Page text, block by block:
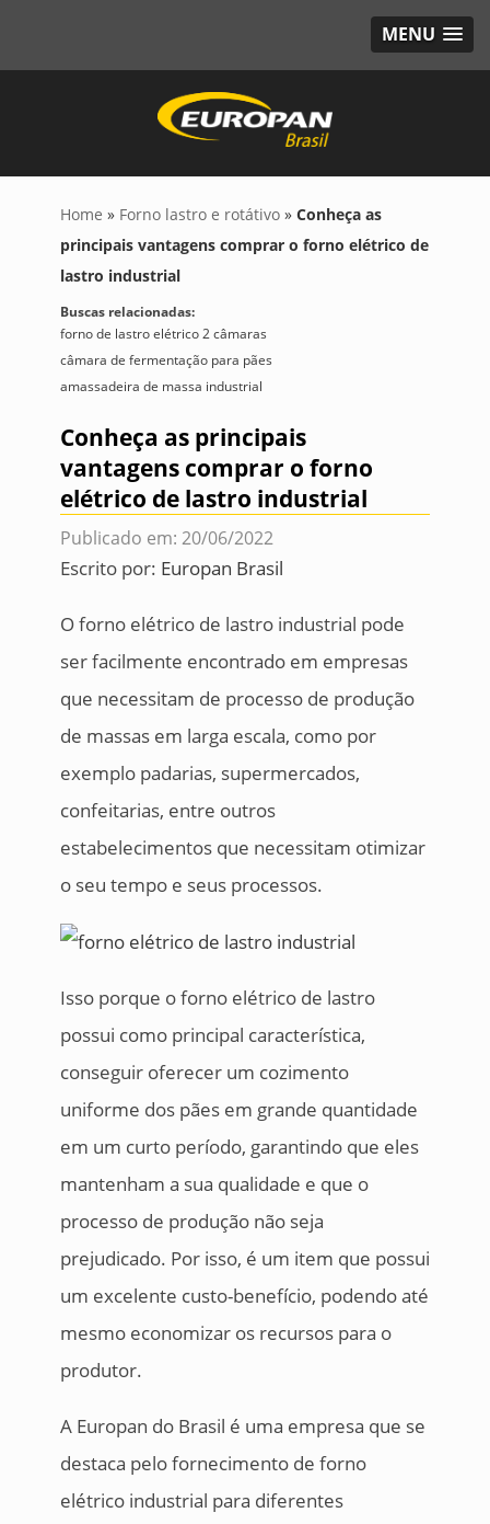
MENU
Home » Forno lastro e rotátivo » Conheça as
principais vantagens comprar o forno elétrico de
lastro industrial
Buscas relacionadas:
forno de lastro elétrico 2 câmaras
câmara de fermentação para pães
amassadeira de massa industrial
Conheça as principais
vantagens comprar o forno
elétrico de lastro industrial
Publicado em: 20/06/2022
Escrito por: Europan Brasil
O forno elétrico de lastro industrial pode
ser facilmente encontrado em empresas
que necessitam de processo de produção
de massas em larga escala, como por
exemplo padarias, supermercados,
confeitarias, entre outros
estabelecimentos que necessitam otimizar
o seu tempo e seus processos.
Isso porque o forno elétrico de lastro
possui como principal característica,
conseguir oferecer um cozimento
uniforme dos pães em grande quantidade
em um curto período, garantindo que eles
mantenham a sua qualidade e que o
processo de produção não seja
prejudicado. Por isso, é um item que possui
um excelente custo-benefício, podendo até
mesmo economizar os recursos para o
produtor.
A Europan do Brasil é uma empresa que se
destaca pelo fornecimento de forno
elétrico industrial para diferentes